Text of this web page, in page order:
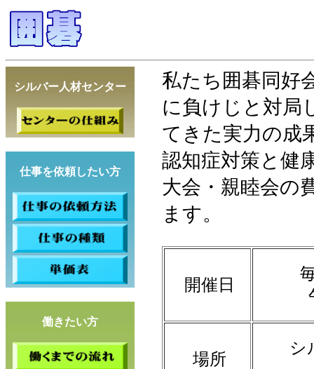
シルバー人材センター
私たち囲碁同好
に負けじと対局
てきた実力の成
認知症対策と健
大会・親睦会の
ます。
開催日
場所
シ
仕事を依頼したい方
働きたい方